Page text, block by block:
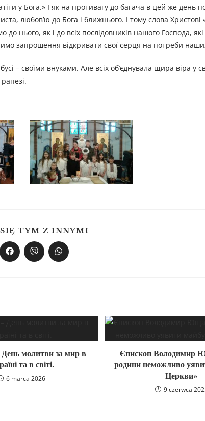
у Бога.» І як на противагу до багача в цей же день
любов’ю до Бога і ближнього. І тому слова Христові
нього, як і до всіх послідовників нашого Господа, які
запрошення відкривати свої серця на потреби
– своїми внуками. Але всіх об’єднувала щира віра у
TYM Z INNYMI
День молитви за мир в
та в світі.
6 marca 2026
Єпископ Володимир
родини неможливо
Церкви»
9 czerwca